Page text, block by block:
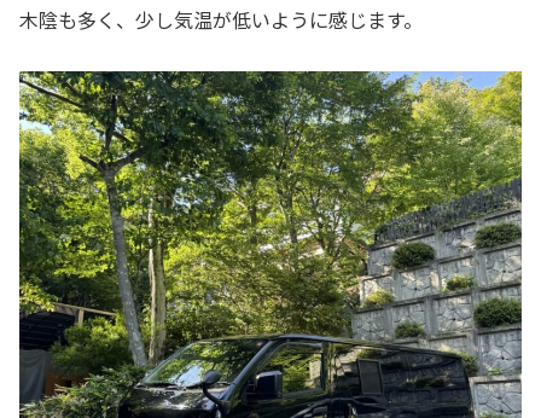
木陰も多く、少し気温が低いように感じます。